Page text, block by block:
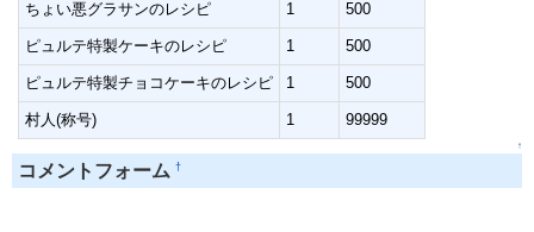
ちょい悪グラサンのレシピ 1 500
ピュルテ特製ケーキのレシピ 1 500
ピュルテ特製チョコケーキのレシピ 1 500
村人(称号) 1 99999
↑
コメントフォーム †